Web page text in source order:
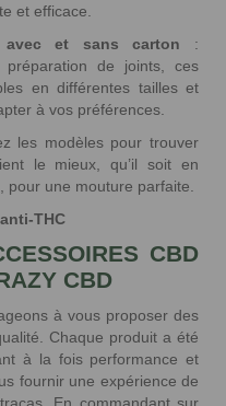
et efficace.
et sans carton :
préparation de joints, ces
en différentes tailles et
à vos préférences.
les modèles pour trouver
le mieux, qu’il soit en
pour une mouture parfaite.
THC
CBD
CBD
à vous proposer des
Chaque produit a été
à la fois performance et
fournir une expérience de